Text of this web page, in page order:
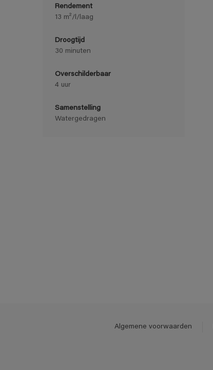
Rendement
13 m²/l/laag
Droogtijd
30 minuten
Overschilderbaar
4 uur
Samenstelling
Watergedragen
Algemene voorwaarden